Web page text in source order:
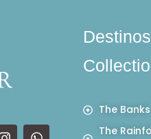
The Banks
The